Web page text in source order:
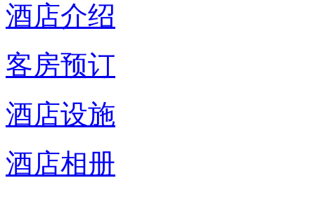
酒店介绍
客房预订
酒店设施
酒店相册